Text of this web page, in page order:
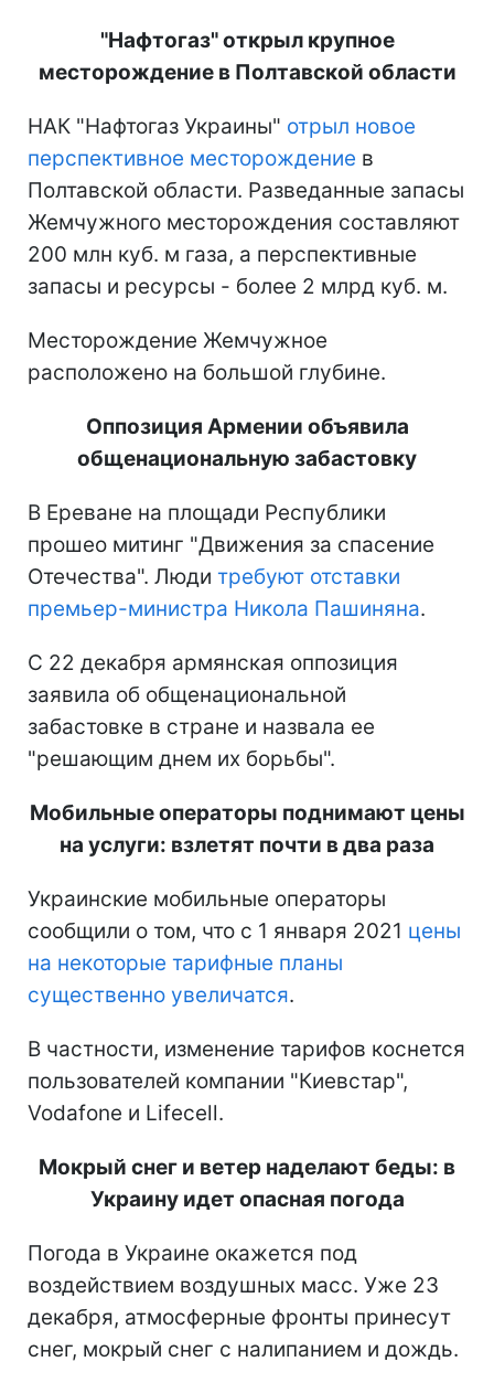
"Нафтогаз" открыл крупное
месторождение в Полтавской области
НАК "Нафтогаз Украины" отрыл новое
перспективное месторождение в
Полтавской области. Разведанные запасы
Жемчужного месторождения составляют
200 млн куб. м газа, а перспективные
запасы и ресурсы - более 2 млрд куб. м.
Месторождение Жемчужное
расположено на большой глубине.
Оппозиция Армении объявила
общенациональную забастовку
В Ереване на площади Республики
прошео митинг "Движения за спасение
Отечества". Люди требуют отставки
премьер-министра Никола Пашиняна.
С 22 декабря армянская оппозиция
заявила об общенациональной
забастовке в стране и назвала ее
"решающим днем их борьбы".
Мобильные операторы поднимают цены
на услуги: взлетят почти в два раза
Украинские мобильные операторы
сообщили о том, что с 1 января 2021 цены
на некоторые тарифные планы
существенно увеличатся.
В частности, изменение тарифов коснется
пользователей компании "Киевстар",
Vodafone и Lifecell.
Мокрый снег и ветер наделают беды: в
Украину идет опасная погода
Погода в Украине окажется под
воздействием воздушных масс. Уже 23
декабря, атмосферные фронты принесут
снег, мокрый снег с налипанием и дождь.